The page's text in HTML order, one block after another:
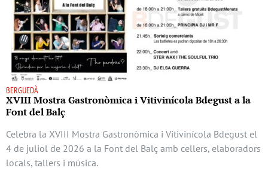
BERGUEDÀ
XVIII Mostra Gastronòmica i Vitivinícola Bdegust a la
Font del Balç
Celebra la XVIII Mostra Gastronòmica i Vitivinícola Bdegust el
4 de juliol de 2026 a la Font del Balç amb cellers, elaboradors
locals, tallers i música.